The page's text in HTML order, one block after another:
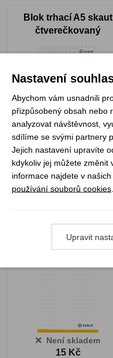
Blok trhací A5 skaut
čtverečkovaný
Skladem
15 Kč
oranžový
Není skladem
15 Kč
Nastavení
Abychom vám usnadnili
přizpůsobený obsah nebo
analyzovat návštěvnost,
sdílíme se svými partnery
Jejich nastavení upravíte
kdykoliv jej můžete změnit
informace najdete v našich
používání souborů cookies
Upravit